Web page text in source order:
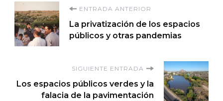
Navegación
de
entradas
ENTRADA ANTERIOR
La privatización de los espacios
públicos y otras pandemias
SIGUIENTE ENTRADA
Los espacios públicos verdes y la
falacia de la pavimentación